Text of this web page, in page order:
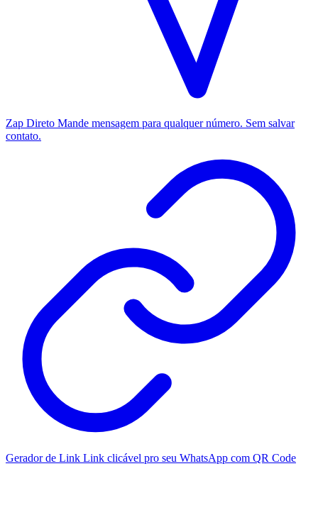
Zap Direto Mande mensagem para qualquer número. Sem salvar
contato.
Gerador de Link Link clicável pro seu WhatsApp com QR Code